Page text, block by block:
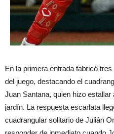
En la primera entrada fabricó
del juego, destacando el
Juan Santana, quien hizo
jardín. La respuesta escarlata
cuadrangular solitario de Julián